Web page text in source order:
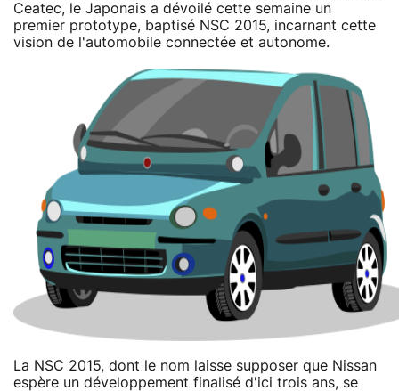
Ceatec, le Japonais a dévoilé cette semaine un
premier prototype, baptisé NSC 2015, incarnant cette
vision de l'automobile connectée et autonome.
La NSC 2015, dont le nom laisse supposer que Nissan
espère un développement finalisé d'ici trois ans, se